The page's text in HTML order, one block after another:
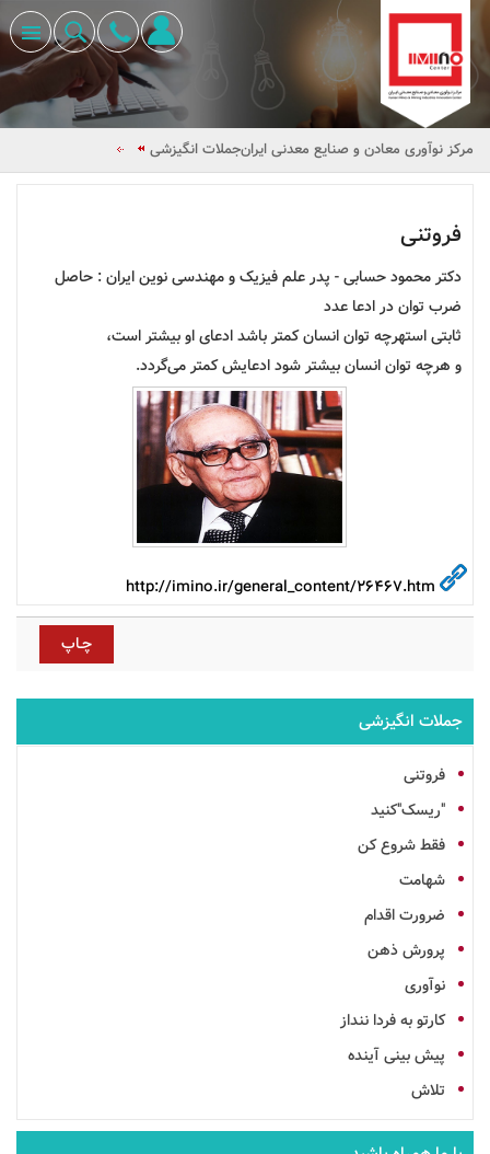
مرکز نوآوری معادن و صنایع معدنی ایرانجملات انگیزشی
فروتنی
دکتر محمود حسابی - پدر علم فیزیک و مهندسی نوین ایران : حاصل
ضرب توان در ادعا عدد
ثابتی استهرچه توان انسان کمتر باشد ادعای او بیشتر است،
و هرچه توان انسان بیشتر شود ادعایش کمتر می‌گردد.
جملات انگیزشی
فروتنی
"ریسک"کنید
فقط شروع کن
شهامت
ضرورت اقدام
پرورش ذهن
نوآوری
کارتو به فردا ننداز
پیش بینی آینده
تلاش